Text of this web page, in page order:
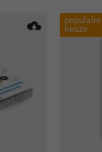
populaire
keuze